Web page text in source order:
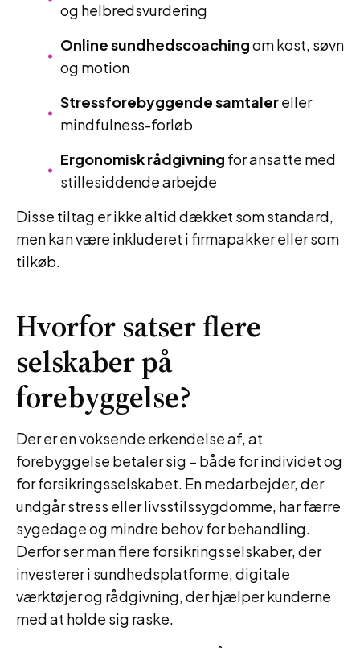
og helbredsvurdering
Online sundhedscoachingom kost, søvn
og motion
Stressforebyggende samtalereller
mindfulness-forløb
Ergonomisk rådgivning for ansatte med
stillesiddende arbejde
Disse tiltag er ikke altid dækket som standard,
men kan være inkluderet i firmapakker eller som
tilkøb.
Hvorfor satser flere
selskaber på
forebyggelse?
Der er en voksende erkendelse af, at
forebyggelse betaler sig – både for individet og
for forsikringsselskabet. En medarbejder, der
undgår stress eller livsstilssygdomme, har færre
sygedage og mindre behov for behandling.
Derfor ser man flere forsikringsselskaber, der
investerer i sundhedsplatforme, digitale
værktøjer og rådgivning, der hjælper kunderne
med at holde sig raske.